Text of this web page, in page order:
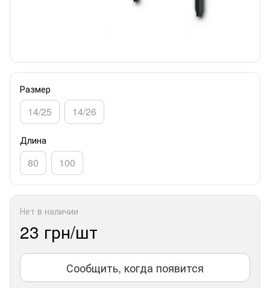
Размер
14/25 14/26
Длина
80 100
Нет в наличии
23 грн/шт
Сообщить, когда появится